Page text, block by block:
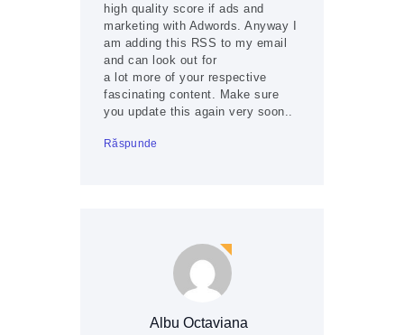
high quality score if ads and
marketing with Adwords. Anyway I
am adding this RSS to my email
and can look out for
a lot more of your respective
fascinating content. Make sure
you update this again very soon..
Răspunde
Albu Octaviana